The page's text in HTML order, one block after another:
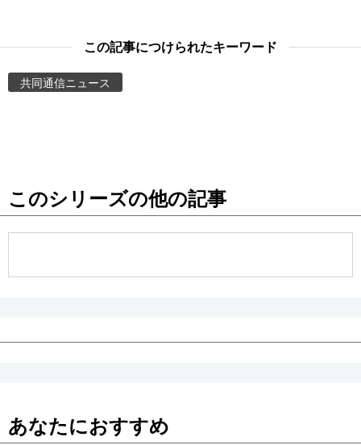
お知らせ
この記事につけられたキーワード
共同通信ニュース
このシリーズの他の記事
あなたにおすすめ